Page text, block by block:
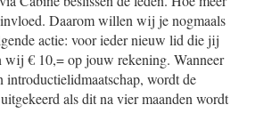
Daarom willen wij je nogmaals
actie: voor ieder nieuw lid die jij
wij € 10,= op jouw rekening. Wanneer
introductielidmaatschap, wordt de
als dit na vier maanden wordt